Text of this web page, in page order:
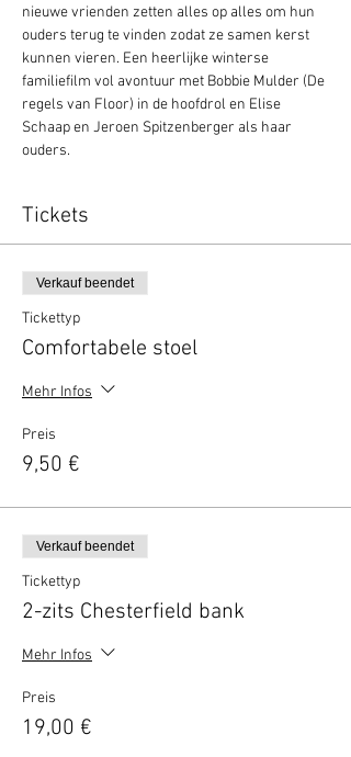
nieuwe vrienden zetten alles op alles om hun
ouders terug te vinden zodat ze samen kerst
kunnen vieren. Een heerlijke winterse
familiefilm vol avontuur met Bobbie Mulder (De
regels van Floor) in de hoofdrol en Elise
Schaap en Jeroen Spitzenberger als haar
ouders.
Tickets
Verkauf beendet
Tickettyp
Comfortabele stoel
Mehr Infos
Preis
9,50 €
Verkauf beendet
Tickettyp
2-zits Chesterfield bank
Mehr Infos
Preis
19,00 €